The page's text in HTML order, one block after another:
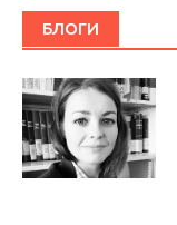
БЛОГИ